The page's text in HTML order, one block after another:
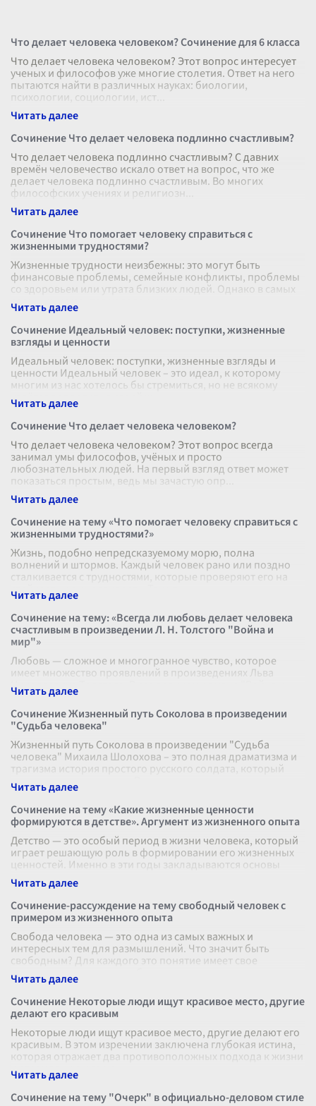
Что делает человека человеком? Сочинение для 6 класса
Что делает человека человеком? Этот вопрос интересует
ученых и философов уже многие столетия. Ответ на него
пытаются найти в различных науках: биологии,
психологии, социологии, ист
Сочинение Что делает человека подлинно счастливым?
Что делает человека подлинно счастливым? С давних
времён человечество искало ответ на вопрос, что же
делает человека подлинно счастливым. Во многих
философских учениях и религиозн
Сочинение Что помогает человеку справиться с
жизненными трудностями?
Жизненные трудности неизбежны: это могут быть
финансовые проблемы, семейные конфликты, проблемы
со здоровьем или утрата близких людей. Однако в самых
сложных моментов человек может
Сочинение Идеальный человек: поступки, жизненные
взгляды и ценности
Идеальный человек: поступки, жизненные взгляды и
ценности Идеальный человек – это идеал, к которому
многим из нас хотелось бы стремиться, но не всякому
удаётся воплотить в своей ж
Сочинение Что делает человека человеком?
Что делает человека человеком? Этот вопрос всегда
занимал умы философов, учёных и просто
любознательных людей. На первый взгляд ответ может
показаться простым, ведь мы зачастую опр
Сочинение на тему «Что помогает человеку справиться с
жизненными трудностями?»
Жизнь, подобно непредсказуемому морю, полна
волнений и штормов. Каждый человек рано или поздно
сталкивается с трудностями, которые проверяют его на
стойкость и выносливость. Так чт
Сочинение на тему: «Всегда ли любовь делает человека
счастливым в произведении Л. Н. Толстого "Война и
мир"»
Любовь — сложное и многогранное чувство, которое
имеет множество проявлений в произведениях Льва
Николаевича Толстого. В его великом романе "Война и
мир" отношения между героями по
Сочинение Жизненный путь Соколова в произведении
"Судьба человека"
Жизненный путь Соколова в произведении "Судьба
человека" Михаила Шолохова – это полная драматизма и
трагизма история простого русского солдата, который
прошел через все ужасы Велик
Сочинение на тему «Какие жизненные ценности
формируются в детстве». Аргумент из жизненного опыта
Детство — это особый период в жизни человека, который
играет решающую роль в формировании его жизненных
ценностей. Именно в эти годы закладываются основы
того, каким человеком он с
Сочинение-рассуждение на тему свободный человек с
примером из жизненного опыта
Свобода человека — это одна из самых важных и
интересных тем для размышлений. Что значит быть
свободным? Для каждого это понятие имеет свое
значение и включает в себя различные асп
Сочинение Некоторые люди ищут красивое место, другие
делают его красивым
Некоторые люди ищут красивое место, другие делают его
красивым. В этом изречении заключена глубокая истина,
которая отражает два противоположных подхода к жизни
и стремлению к гарм
Сочинение на тему "Очерк" в официально-деловом стиле